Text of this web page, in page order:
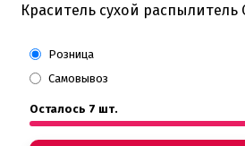
Краситель сухой распылитель
Розница
Самовывоз
Осталось 7 шт.